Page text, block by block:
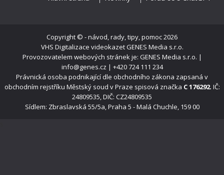
Copyright © - návod, rady, tipy, pomoc2026
VHS Digitalizace videokazetGENES Media s.r.o.
Provozovatelem webových stránek je: GENES Media s.r.o. |
info@genes.cz | +420 724 111 234
Právnická osoba podnikající dle obchodního zákona zapsaná v
obchodním rejstříku Městský soud v Praze spisová značka C 176292. IČ:
24809535, DIČ: CZ24809535
Sídlem: Zbraslavská 55/5a, Praha 5 - Malá Chuchle, 159 00